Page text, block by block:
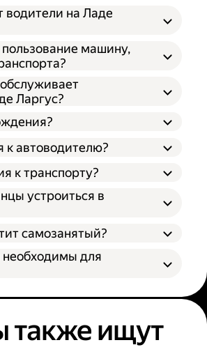
водители на Ладе
машину,
Ларгус?
к автоводителю?
к транспорту?
устроиться в
самозанятый?
для
также ищут